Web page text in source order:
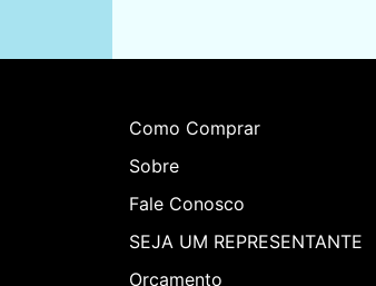
Como Comprar
Sobre
Fale Conosco
SEJA UM REPRESENTANTE
Orçamento